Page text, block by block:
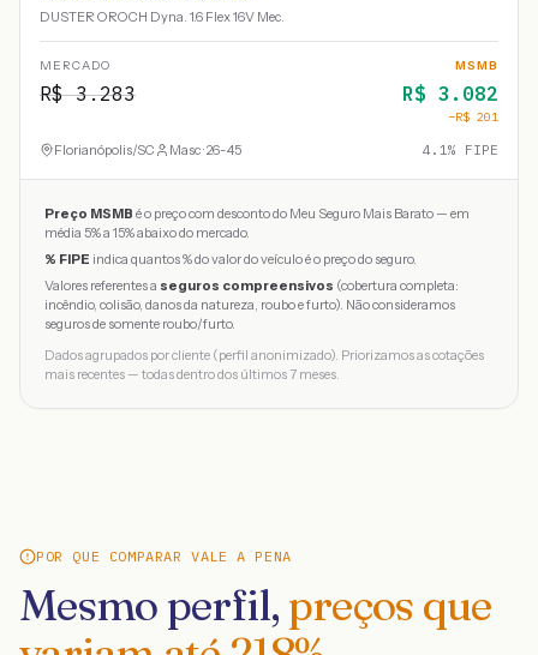
DUSTER OROCH Dyna. 1.6 Flex 16V Mec.
MERCADO
R$3.283
MSMB
R$ 3.082
−R$ 201
Florianópolis/SC Masc · 26-45 4.1% FIPE
Preço MSMB é o preço com desconto do Meu Seguro Mais Barato — em
média 5% a 15% abaixo do mercado.
% FIPE indica quantos % do valor do veículo é o preço do seguro.
Valores referentes a seguros compreensivos (cobertura completa:
incêndio, colisão, danos da natureza, roubo e furto). Não consideramos
seguros de somente roubo/furto.
Dados agrupados por cliente (perfil anonimizado). Priorizamos as cotações
mais recentes — todas dentro dos últimos 7 meses.
POR QUE COMPARAR VALE A PENA
Mesmo perfil, preços que